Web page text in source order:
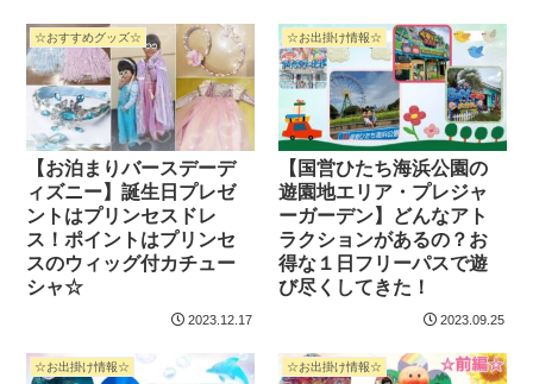
☆おすすめグッズ☆
【お泊まりバースデーデ
ィズニー】誕生日プレゼ
ントはプリンセスドレ
ス！ポイントはプリンセ
スのウィッグ付カチュー
シャ☆
2023.12.17
☆お出掛け情報☆
【国営ひたち海浜公園の
遊園地エリア・プレジャ
ーガーデン】どんなアト
ラクションがあるの？お
得な１日フリーパスで遊
び尽くしてきた！
2023.09.25
☆お出掛け情報☆ ☆お出掛け情報☆